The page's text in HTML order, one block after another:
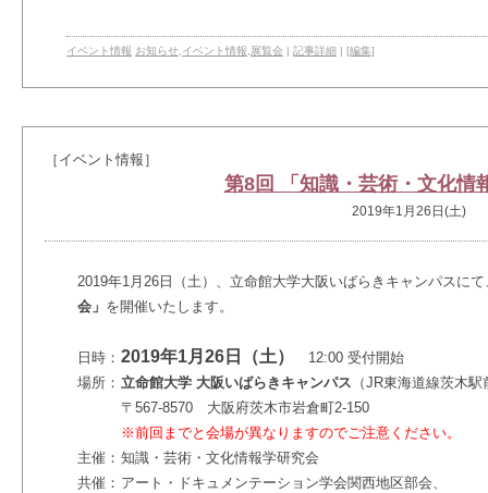
イベント情報 お知らせ イベント情報 展覧会 | 記事詳細 | [編集]
［イベント情報］
第8回 「知識・芸術・文化情
2019年1月26日(土)
2019年1月26日（土）、立命館大学大阪いばらきキャンパスにて
会」 を開催いたします。
日時： 2019年1月26日（土）
12:00 受付開始
場所： 立命館大学 大阪いばらきキャンパス （JR東海道線茨木
〒567-8570 大阪府茨木市岩倉町2-150
※前回までと会場が異なりますのでご注意ください。
主催： 知識・芸術・文化情報学研究会
共催： アート・ドキュメンテーション学会関西地区部会、